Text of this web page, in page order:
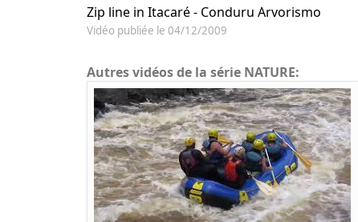
Zip line in Itacaré - Conduru Arvorismo
Vidéo publiée le 04/12/2009
Autres vidéos de la série NATURE: